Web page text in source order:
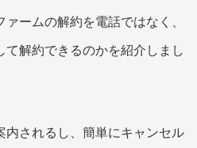
ームの解約を電話ではなく、
て解約できるのかを紹介しまし
内されるし、簡単にキャンセル